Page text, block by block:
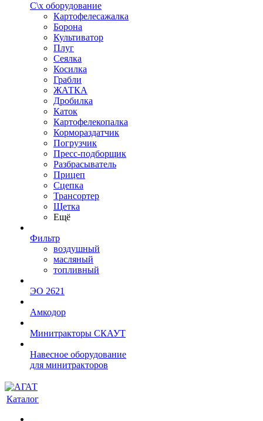
С\х оборудование
Картофелесажалка
Борона
Культиватор
Плуг
Сеялка
Косилка
Грабли
ЖАТКА
Дробилка
Каток
Картофелекопалка
Кормораздатчик
Погрузчик
Пресс-подборщик
Разбрасыватель
Прицеп
Сцепка
Трансортер
Щетка
Ещё
Фильтр
воздушный
масляный
топливный
ЭО 2621
Амкодор
Минитракторы СКАУТ
Навесное оборудование
для минитракторов
Каталог